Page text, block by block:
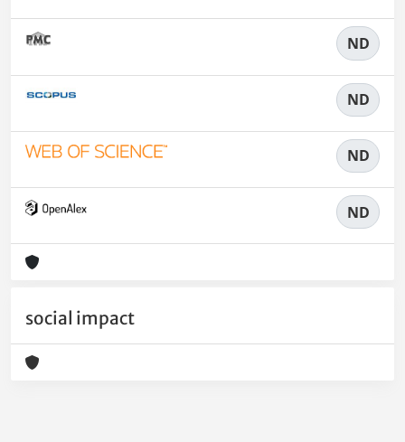
ND
ND
ND
ND
social impact